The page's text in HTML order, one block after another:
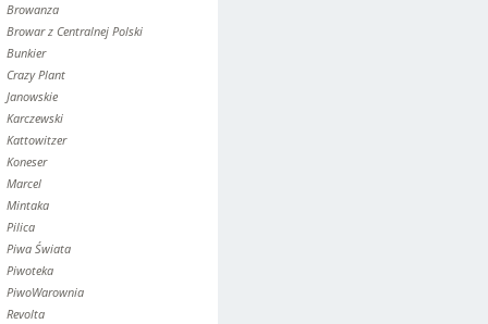
Browanza
Browar z Centralnej Polski
Bunkier
Crazy Plant
Janowskie
Karczewski
Kattowitzer
Koneser
Marcel
Mintaka
Pilica
Piwa Świata
Piwoteka
PiwoWarownia
Revolta